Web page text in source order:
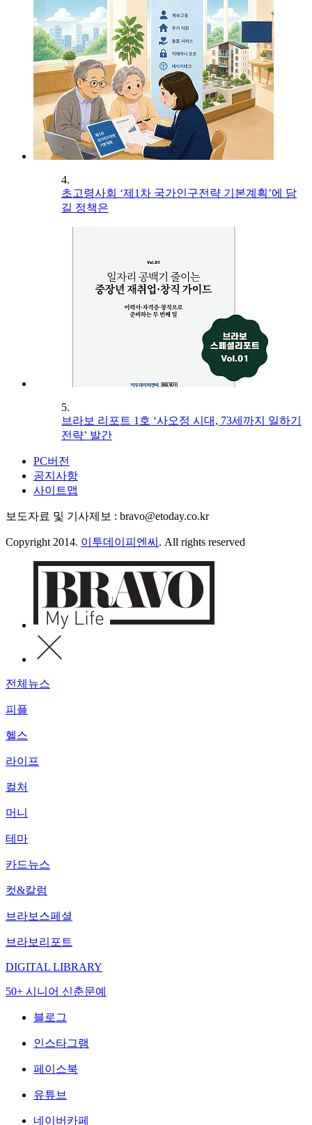
4.
초고령사회 ‘제1차 국가인구전략 기본계획’에 담
길 정책은
5.
브라보 리포트 1호 ‘사오정 시대, 73세까지 일하기
전략’ 발간
PC버전
공지사항
사이트맵
보도자료 및 기사제보 : bravo@etoday.co.kr
Copyright 2014. 이투데이피엔씨 . All rights reserved
전체뉴스
피플
헬스
라이프
컬처
머니
테마
카드뉴스
컷&칼럼
브라보스페셜
브라보리포트
DIGITAL LIBRARY
50+ 시니어 신춘문예
블로그
인스타그램
페이스북
유튜브
네이버카페